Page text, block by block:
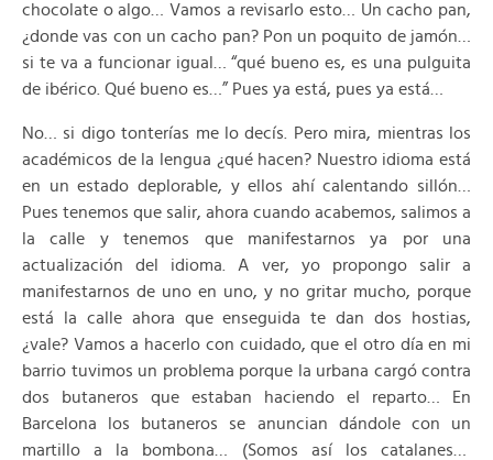
chocolate o algo… Vamos a revisarlo esto… Un cacho pan,
¿donde vas con un cacho pan? Pon un poquito de jamón…
si te va a funcionar igual… “qué bueno es, es una pulguita
de ibérico. Qué bueno es…” Pues ya está, pues ya está…
No… si digo tonterías me lo decís. Pero mira, mientras los
académicos de la lengua ¿qué hacen? Nuestro idioma está
en un estado deplorable, y ellos ahí calentando sillón…
Pues tenemos que salir, ahora cuando acabemos, salimos a
la calle y tenemos que manifestarnos ya por una
actualización del idioma. A ver, yo propongo salir a
manifestarnos de uno en uno, y no gritar mucho, porque
está la calle ahora que enseguida te dan dos hostias,
¿vale? Vamos a hacerlo con cuidado, que el otro día en mi
barrio tuvimos un problema porque la urbana cargó contra
dos butaneros que estaban haciendo el reparto… En
Barcelona los butaneros se anuncian dándole con un
martillo a la bombona… (Somos así los catalanes…